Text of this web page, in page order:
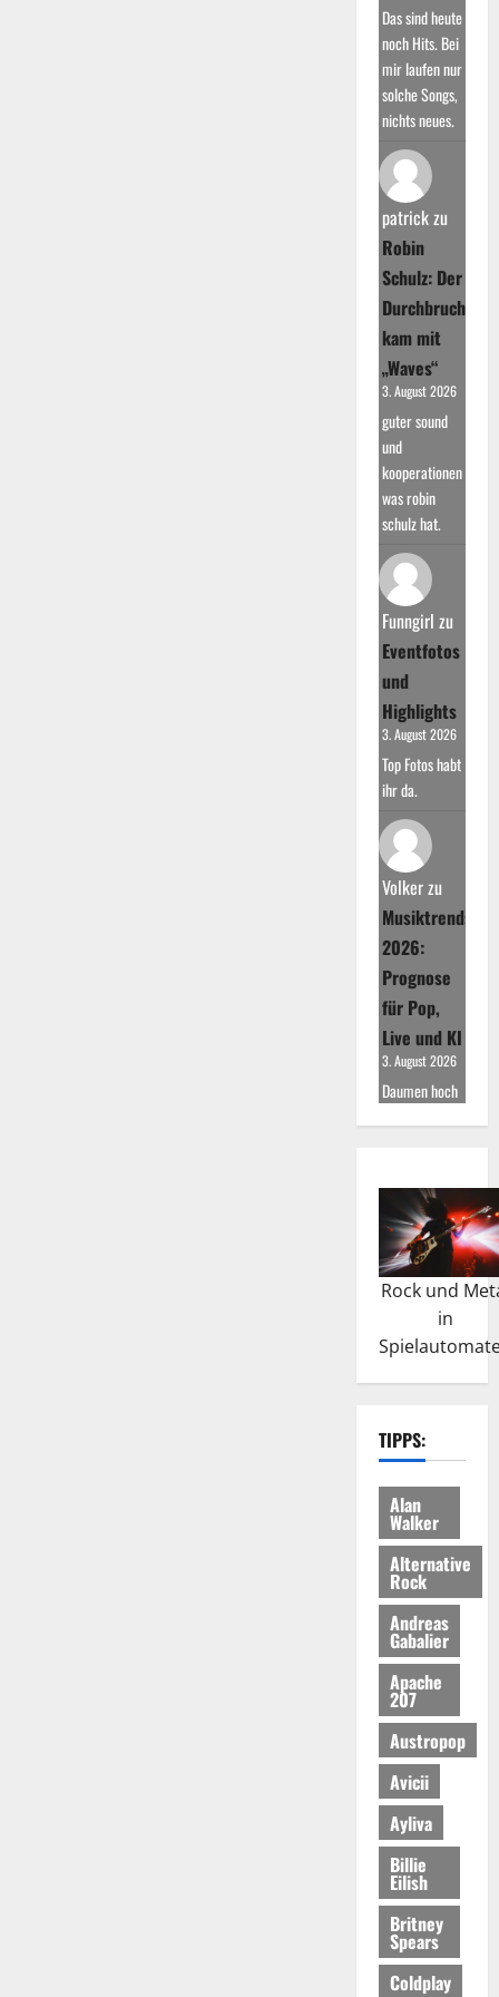
Das sind heute
noch Hits. Bei
mir laufen nur
solche Songs,
nichts neues.
patrickzu
Robin
Schulz: Der
Durchbruch
kam mit
„Waves“
3. August 2026
guter sound
und
kooperationen
was robin
schulz hat.
Funngirl zu
Eventfotos
und
Highlights
3. August 2026
Top Fotos habt
ihr da.
Volkerzu
Musiktrends
2026:
Prognose
für Pop,
Live und KI
3. August 2026
Daumen hoch
Rock und
in
TIPPS:
Alan
Walker
Alternative
Rock
Andreas
Gabalier
Apache
207
Austropop
Avicii
Ayliva
Billie
Eilish
Britney
Spears
Coldplay